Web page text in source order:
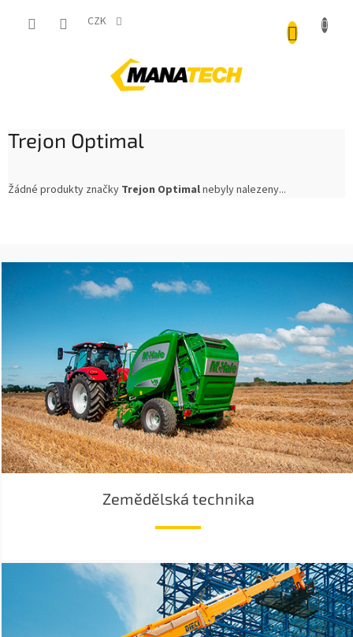
CZK
Trejon Optimal
Žádné produkty značky Trejon Optimalnebyly nalezeny...
Zemědělská technika